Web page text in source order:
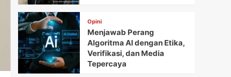
Opini
Menjawab Perang
Algoritma AI dengan Etika,
Verifikasi, dan Media
Tepercaya